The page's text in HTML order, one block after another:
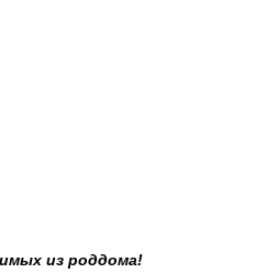
из роддома!